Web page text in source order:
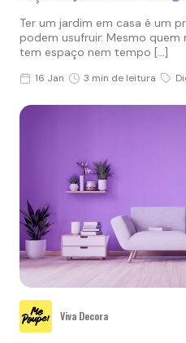
Ter um jardim em casa é um
podem usufruir. Mesmo quem
tem espaço nem tempo […]
16 Jan 3 min de leitura
Viva Decora